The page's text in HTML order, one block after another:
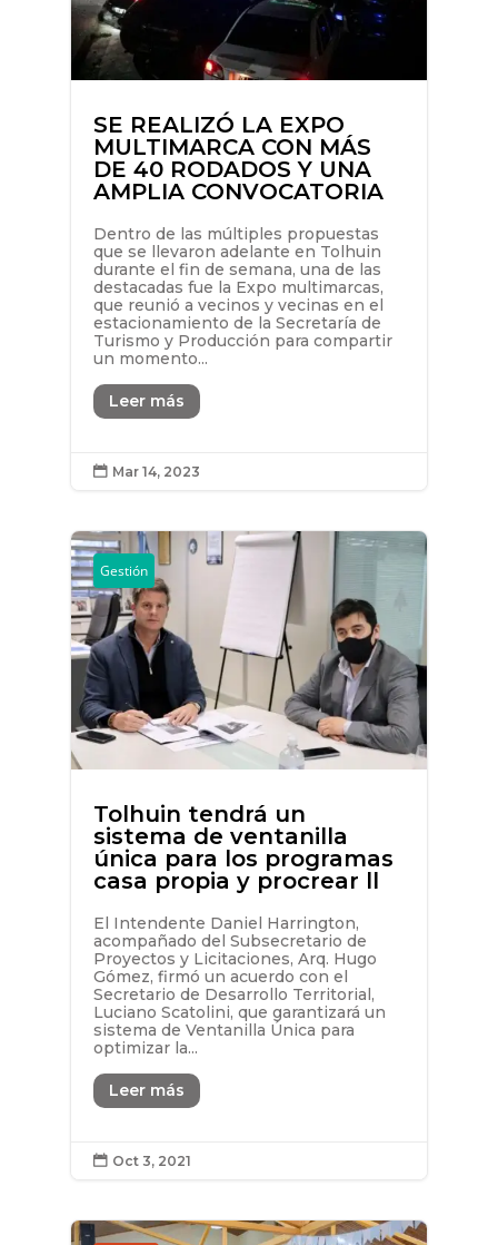
SE REALIZÓ LA EXPO
MULTIMARCA CON MÁS
DE 40 RODADOS Y UNA
AMPLIA CONVOCATORIA
Dentro de las múltiples propuestas
que se llevaron adelante en Tolhuin
durante el fin de semana, una de las
destacadas fue la Expo multimarcas,
que reunió a vecinos y vecinas en el
estacionamiento de la Secretaría de
Turismo y Producción para compartir
un momento...
Leer más
 Mar 14, 2023
Gestión
Tolhuin tendrá un
sistema de ventanilla
única para los programas
casa propia y procrear ll
El Intendente Daniel Harrington,
acompañado del Subsecretario de
Proyectos y Licitaciones, Arq. Hugo
Gómez, firmó un acuerdo con el
Secretario de Desarrollo Territorial,
Luciano Scatolini, que garantizará un
sistema de Ventanilla Única para
optimizar la...
Leer más
 Oct 3, 2021